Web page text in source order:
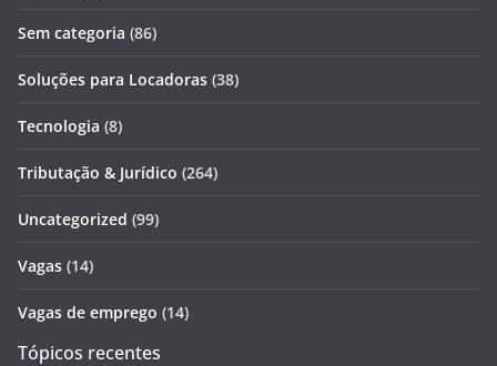
Sem categoria (86)
Soluções para Locadoras (38)
Tecnologia (8)
Tributação & Jurídico (264)
Uncategorized (99)
Vagas (14)
Vagas de emprego (14)
Tópicos recentes